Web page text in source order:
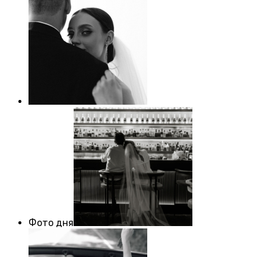
Фото дня